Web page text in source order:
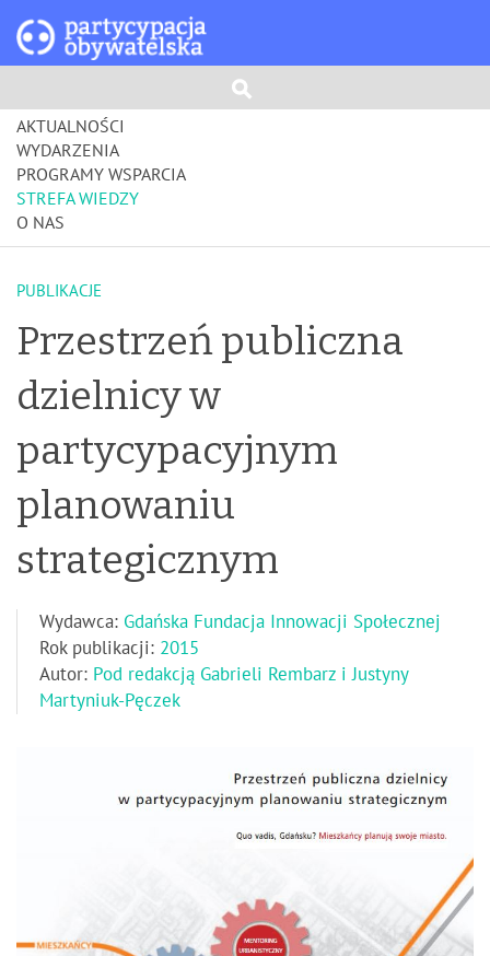
AKTUALNOŚCI
WYDARZENIA
PROGRAMY WSPARCIA
STREFA WIEDZY
O NAS
PUBLIKACJE
Przestrzeń publiczna
dzielnicy w
partycypacyjnym
planowaniu
strategicznym
Wydawca: Gdańska Fundacja Innowacji Społecznej
Rok publikacji: 2015
Autor: Pod redakcją Gabrieli Rembarz i Justyny
Martyniuk-Pęczek